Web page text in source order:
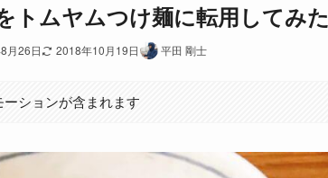
トムヤムつけ麺に転用してみた
月26日 2018年10月19日 平田 剛士
ーションが含まれます